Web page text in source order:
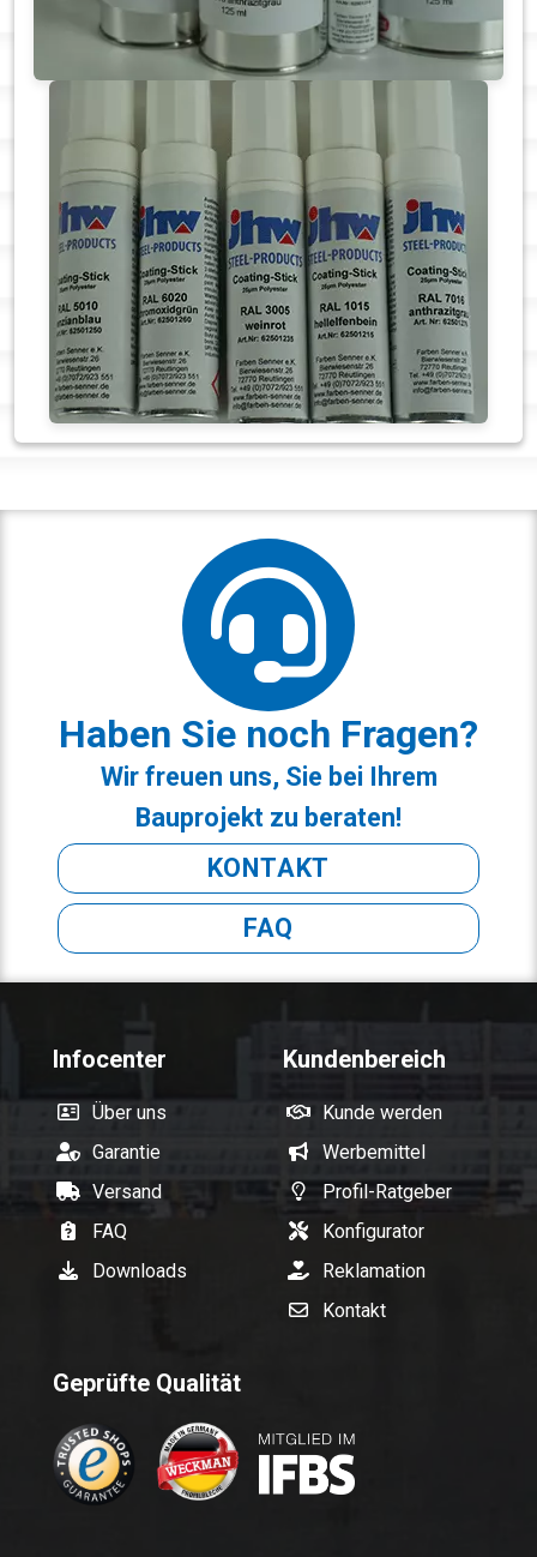
Haben Sie noch Fragen?
Wir freuen uns, Sie bei Ihrem
Bauprojekt zu beraten!
KONTAKT
FAQ
Infocenter
Über uns
Garantie
Versand
FAQ
Downloads
Kundenbereich
Kunde werden
Werbemittel
Profil-Ratgeber
Konfigurator
Reklamation
Kontakt
Geprüfte Qualität